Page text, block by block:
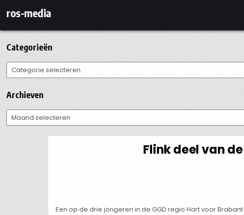
naar
inhoud
ros-media
Categorieën
Categorieën
Archieven
Archieven
Flink deel van
Een op de drie jongeren in de GGD regio Hart voor